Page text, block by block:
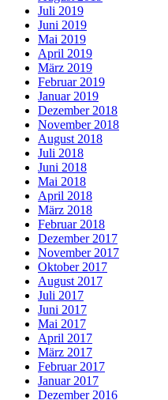
Juli 2019
Juni 2019
Mai 2019
April 2019
März 2019
Februar 2019
Januar 2019
Dezember 2018
November 2018
August 2018
Juli 2018
Juni 2018
Mai 2018
April 2018
März 2018
Februar 2018
Dezember 2017
November 2017
Oktober 2017
August 2017
Juli 2017
Juni 2017
Mai 2017
April 2017
März 2017
Februar 2017
Januar 2017
Dezember 2016